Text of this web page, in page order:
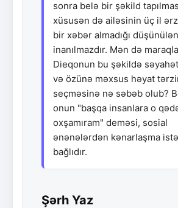
sonra belə bir şəkild
xüsusən də ailəsinin üç il
bir xəbər almadığı
inanılmazdır. Mən də
Dieqonun bu şəkildə
və özünə məxsus həyat
seçməsinə nə səbəb olub?
onun "başqa insanlara o
oxşamıram" deməsi, sosial
ənənələrdən kənarlaşma
bağlıdır.
Şərh Yaz